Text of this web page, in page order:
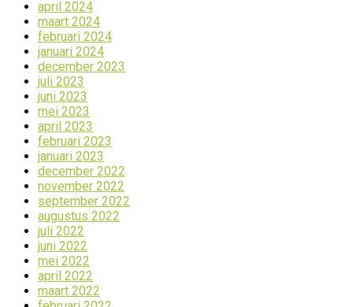
april 2024
maart 2024
februari 2024
januari 2024
december 2023
juli 2023
juni 2023
mei 2023
april 2023
februari 2023
januari 2023
december 2022
november 2022
september 2022
augustus 2022
juli 2022
juni 2022
mei 2022
april 2022
maart 2022